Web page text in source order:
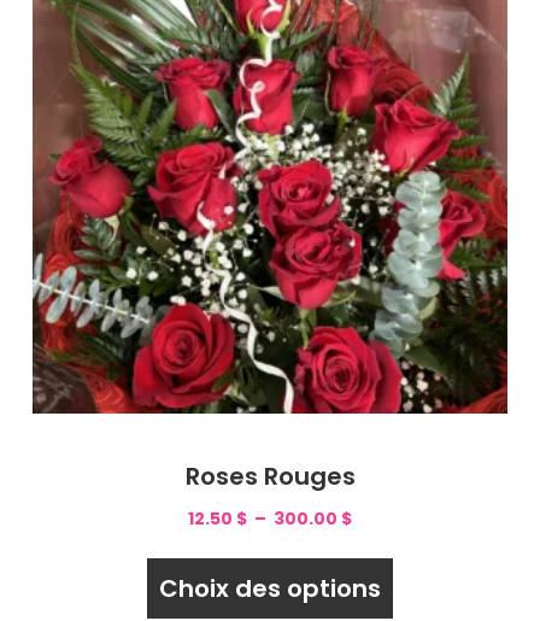
Roses Rouges
12.50 $ – 300.00 $
Choix des options